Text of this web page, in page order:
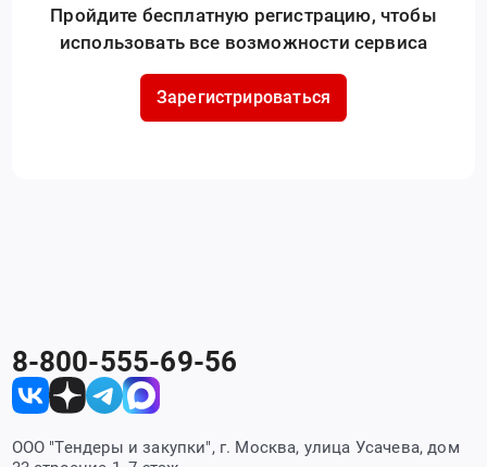
Пройдите бесплатную регистрацию, чтобы
использовать все возможности сервиса
Зарегистрироваться
8-800-555-69-56
ООО "Тендеры и закупки", г. Москва, улица Усачева, дом